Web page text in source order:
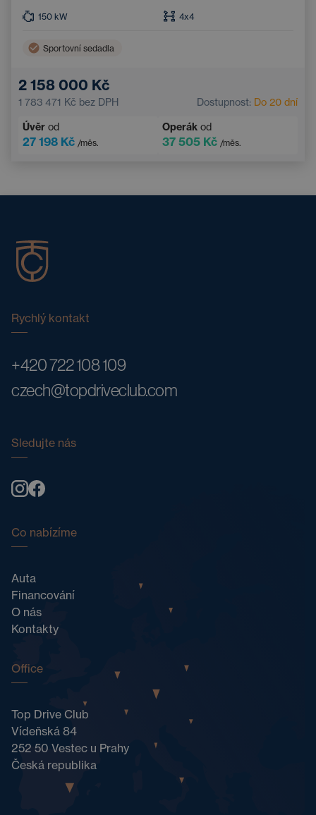
150 kW 4x4
Sportovní sedadla
2 158 000 Kč
1 783 471 Kč bez DPH Dostupnost: Do 20 dní
Úvěr od
27 198 Kč /měs.
Operák od
37 505 Kč /měs.
Rychlý kontakt
+420 722 108 109
czech@topdriveclub.com
Sledujte nás
Co nabízíme
Auta
Financování
O nás
Kontakty
Office
Top Drive Club
Vídeňská 84
252 50 Vestec u Prahy
Česká republika